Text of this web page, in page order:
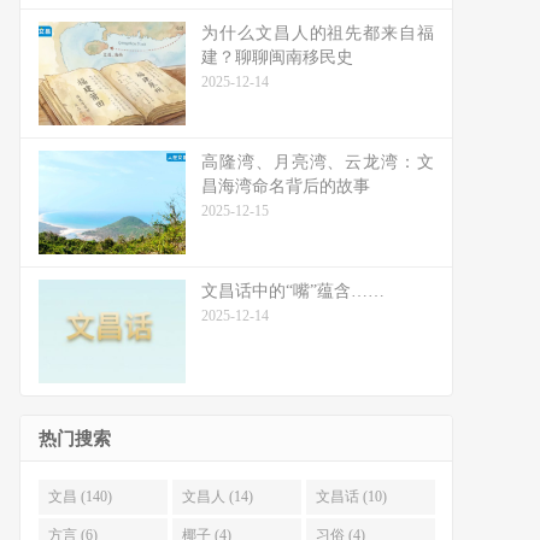
为什么文昌人的祖先都来自福
建？聊聊闽南移民史
2025-12-14
高隆湾、月亮湾、云龙湾：文
昌海湾命名背后的故事
2025-12-15
文昌话中的“嘴”蕴含……
2025-12-14
热门搜索
文昌 (140) 文昌人 (14) 文昌话 (10)
方言 (6) 椰子 (4) 习俗 (4)